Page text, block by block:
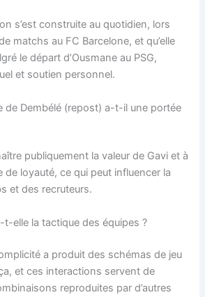
s’est construite au quotidien, lors
matchs au FC Barcelone, et qu’elle
le départ d’Ousmane au PSG,
et soutien personnel.
de Dembélé (repost) a-t-il une portée
publiquement la valeur de Gavi et à
de loyauté, ce qui peut influencer la
et des recruteurs.
elle la tactique des équipes ?
a produit des schémas de jeu
et ces interactions servent de
reproduites par d’autres